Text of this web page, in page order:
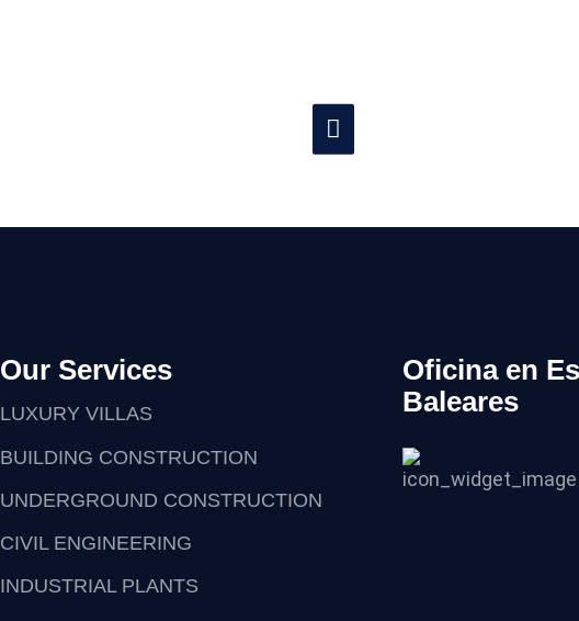
Our Services
LUXURY VILLAS
BUILDING CONSTRUCTION
UNDERGROUND CONSTRUCTION
CIVIL ENGINEERING
INDUSTRIAL PLANTS
Oficina en
Baleares